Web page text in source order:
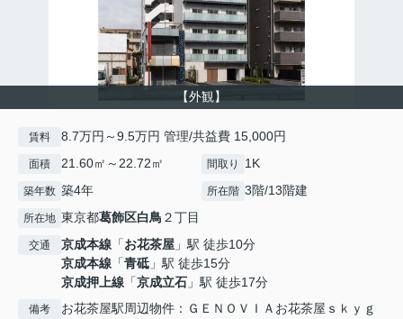
【外観】
賃料 8.7万円～9.5万円 管理/共益費 15,000円
面積 21.60㎡～22.72㎡ 間取り 1K
築年数 築4年 所在階 3階/13階建
所在地 東京都葛飾区白鳥 ２丁目
交通 京成本線 「お花茶屋 」駅 徒歩10分
京成本線 「青砥 」駅 徒歩15分
京成押上線 「京成立石 」駅 徒歩17分
備考
お花茶屋駅周辺物件：ＧＥＮＯＶＩＡお花茶屋ｓｋｙｇ